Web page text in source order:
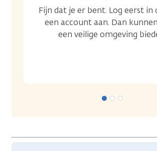
Fijn dat je er bent. Log eerst in
een account aan. Dan
een veilige omgeving